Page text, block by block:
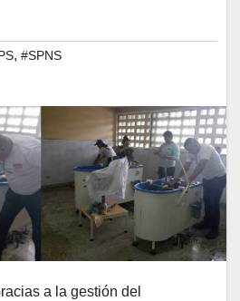
, #SPNS
a la gestión del